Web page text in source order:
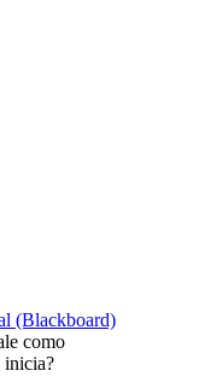
(Blackboard)
como